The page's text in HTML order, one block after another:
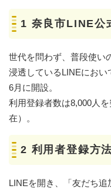
1 奈良市LINE公
世代を問わず、普段使い
浸透しているLINEにお
6月に開設。
利用登録者数は8,000人
在）。
2 利用者登録方
LINEを開き、「友だち